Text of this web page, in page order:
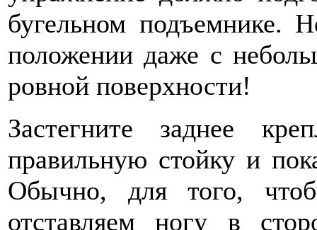
бугельном подъемнике.
положении даже с
ровной поверхности!
Застегните заднее
правильную стойку и
Обычно, для того,
отставляем ногу в